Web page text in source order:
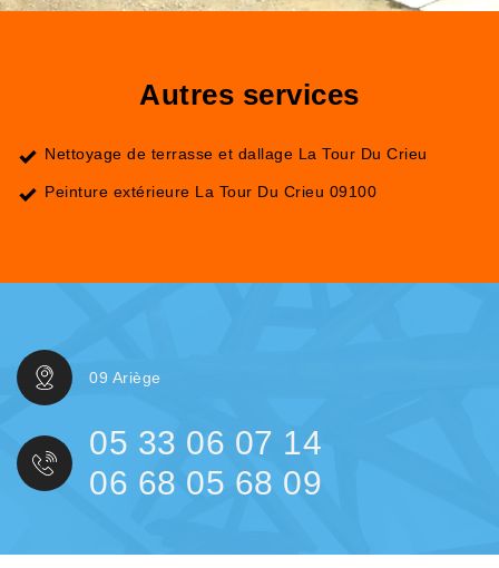
Autres services
Nettoyage de terrasse et dallage La Tour Du Crieu
Peinture extérieure La Tour Du Crieu 09100
09 Ariège
05 33 06 07 14
06 68 05 68 09